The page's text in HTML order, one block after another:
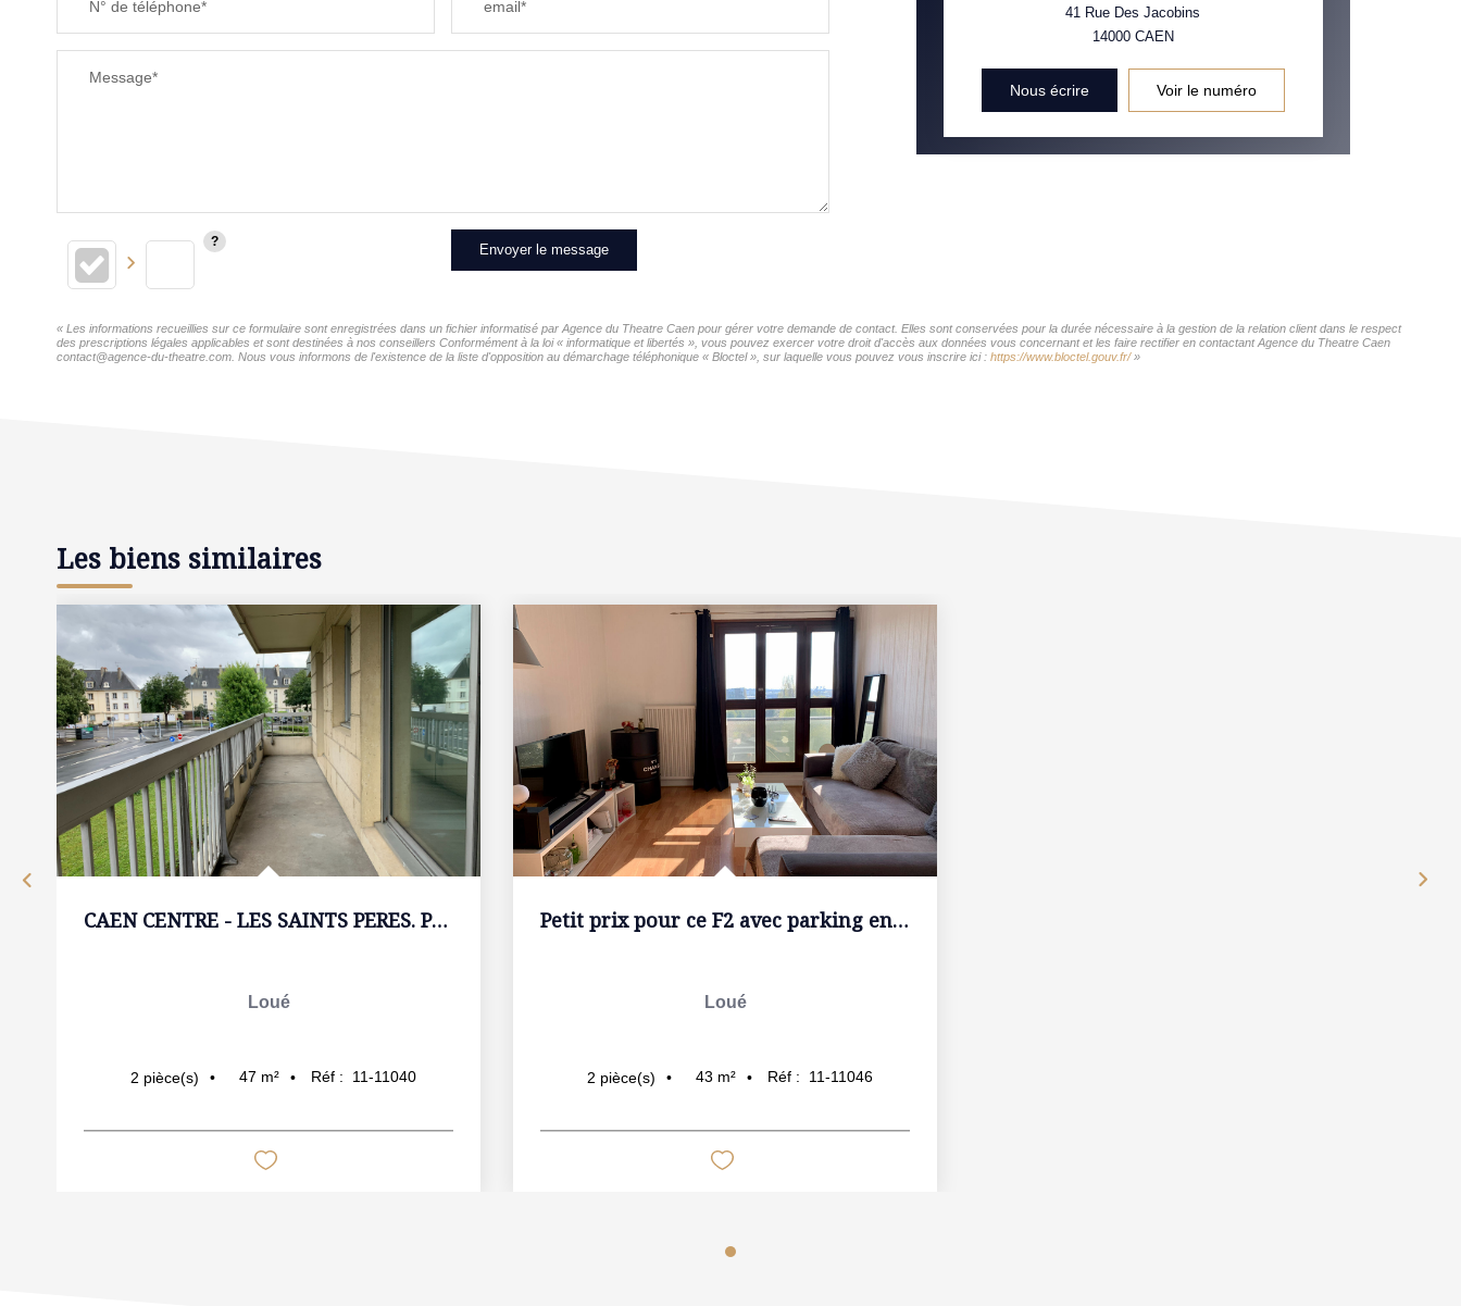
N° de téléphone* email*
Message*
Envoyer le message
41 Rue Des Jacobins
14000 CAEN
Nous écrire Voir le numéro
« Les informations recueillies sur ce formulaire sont enregistrées dans un fichier informatisé par Agence du Theatre Caen pour gérer votre demande de contact. Elles sont conservées pour la durée nécessaire à la gestion de la relation client dans le respect
des prescriptions légales applicables et sont destinées à nos conseillers Conformément à la loi « informatique et libertés », vous pouvez exercer votre droit d'accès aux données vous concernant et les faire rectifier en contactant Agence du Theatre Caen
contact@agence-du-theatre.com. Nous vous informons de l'existence de la liste d'opposition au démarchage téléphonique « Bloctel », sur laquelle vous pouvez vous inscrire ici : https://www.bloctel.gouv.fr/»
Les biens similaires
CAEN CENTRE - LES SAINTS PERES. Parking + Balcon
Loué
2 pièce(s) 47 m² Réf : 11-11040
Petit prix pour ce F2 avec parking en sous-sol + cave.
Loué
2 pièce(s) 43 m² Réf : 11-11046